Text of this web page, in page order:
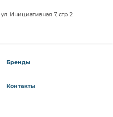
ул. Инициативная 7, стр 2
Бренды
Контакты